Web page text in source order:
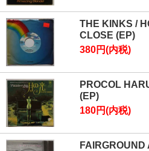
THE KINKS /
CLOSE (EP)
380円(内税)
PROCOL
(EP)
180円(内税)